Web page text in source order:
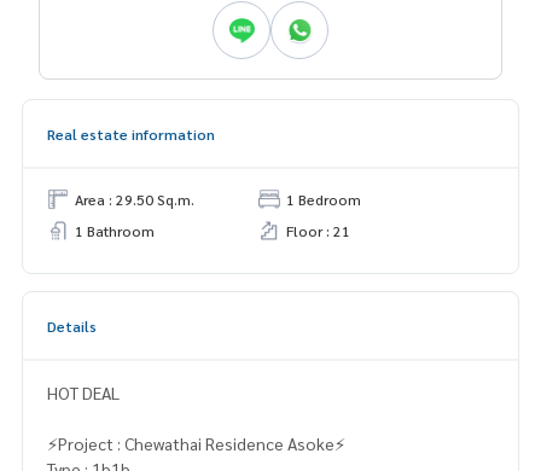
Real estate information
Area : 29.50 Sq.m.
1 Bedroom
1 Bathroom
Floor : 21
Details
HOT DEAL
⚡️Project : Chewathai Residence Asoke⚡️